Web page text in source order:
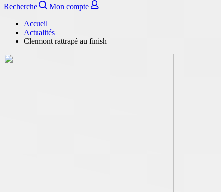
Recherche
Mon compte
Accueil
Actualités
Clermont rattrapé au finish